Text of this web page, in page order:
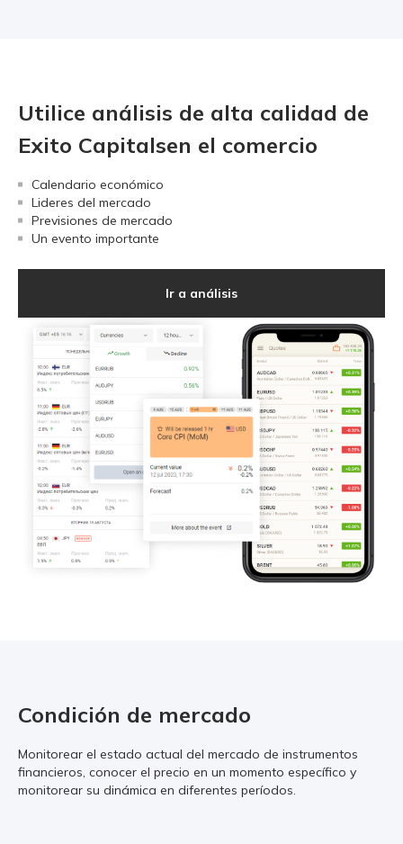
Utilice análisis de alta calidad de
Exito Capitalsen el comercio
Calendario económico
Lideres del mercado
Previsiones de mercado
Un evento importante
Ir a análisis
Condición de mercado
Monitorear el estado actual del mercado de instrumentos
financieros, conocer el precio en un momento específico y
monitorear su dinámica en diferentes períodos.